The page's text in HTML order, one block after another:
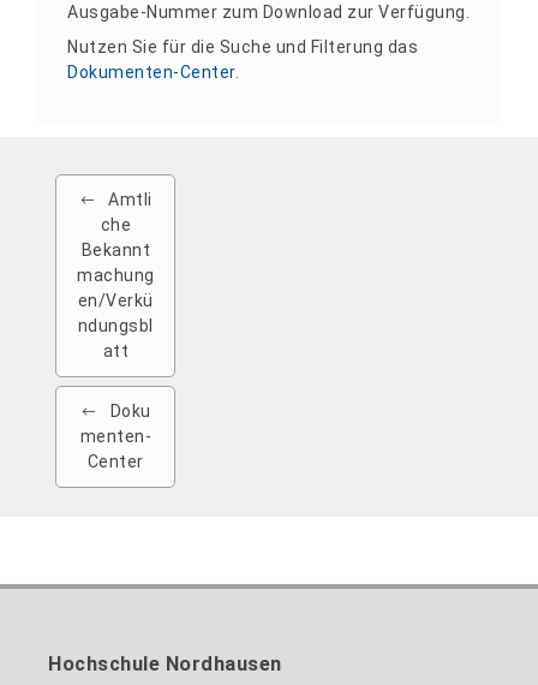
Ausgabe-Nummer zum Download zur Verfügung.
Nutzen Sie für die Suche und Filterung das
Dokumenten-Center.
Amtli
che
Bekannt
machung
en/Verkü
ndungsbl
att
Doku
menten-
Center
Hochschule Nordhausen